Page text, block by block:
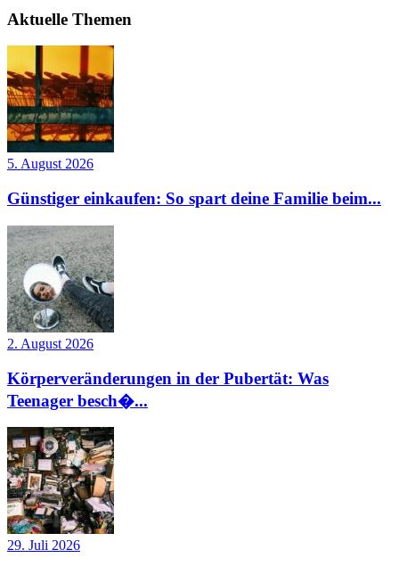
Aktuelle Themen
5. August 2026
Günstiger einkaufen: So spart deine Familie beim...
2. August 2026
Körperveränderungen in der Pubertät: Was
Teenager besch�...
29. Juli 2026